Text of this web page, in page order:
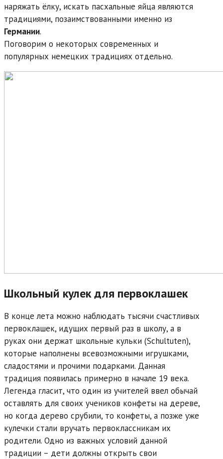
наряжать ёлку, искать пасхальные яйца являются
традициями, позаимствованными именно из
Германии.
Поговорим о некоторых современных и
популярных немецких традициях отдельно.
Школьный кулек для первоклашек
В конце лета можно наблюдать тысячи счастливых
первоклашек, идущих первый раз в школу, а в
руках они держат школьные кульки (Schultuten),
которые наполнены всевозможными игрушками,
сладостями и прочими подарками. Данная
традиция появилась примерно в начале 19 века.
Легенда гласит, что один из учителей ввел обычай
оставлять для своих учеников конфеты на дереве,
но когда дерево срубили, то конфеты, а позже уже
кулечки стали вручать первоклассникам их
родители. Одно из важных условий данной
традиции – дети должны открыть свои